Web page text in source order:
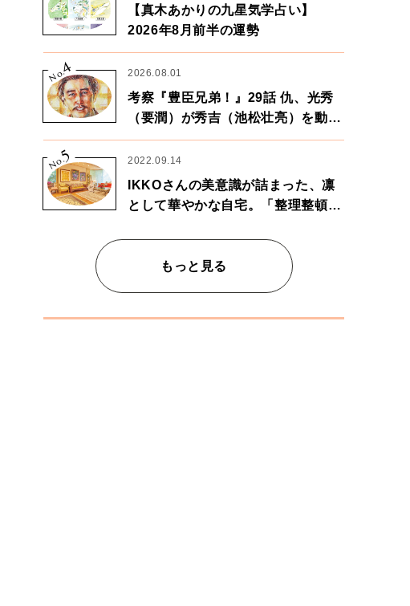
【真木あかりの九星気学占い】
2026年8月前半の運勢
No.
4 2026.08.01
考察『豊臣兄弟！』29話 仇、光秀
（要潤）が秀吉（池松壮亮）を動か
す。天下に向けた兄弟の分岐点。
No.
5 2022.09.14
IKKOさんの美意識が詰まった、凛
として華やかな自宅。「整理整頓は
もっと見る